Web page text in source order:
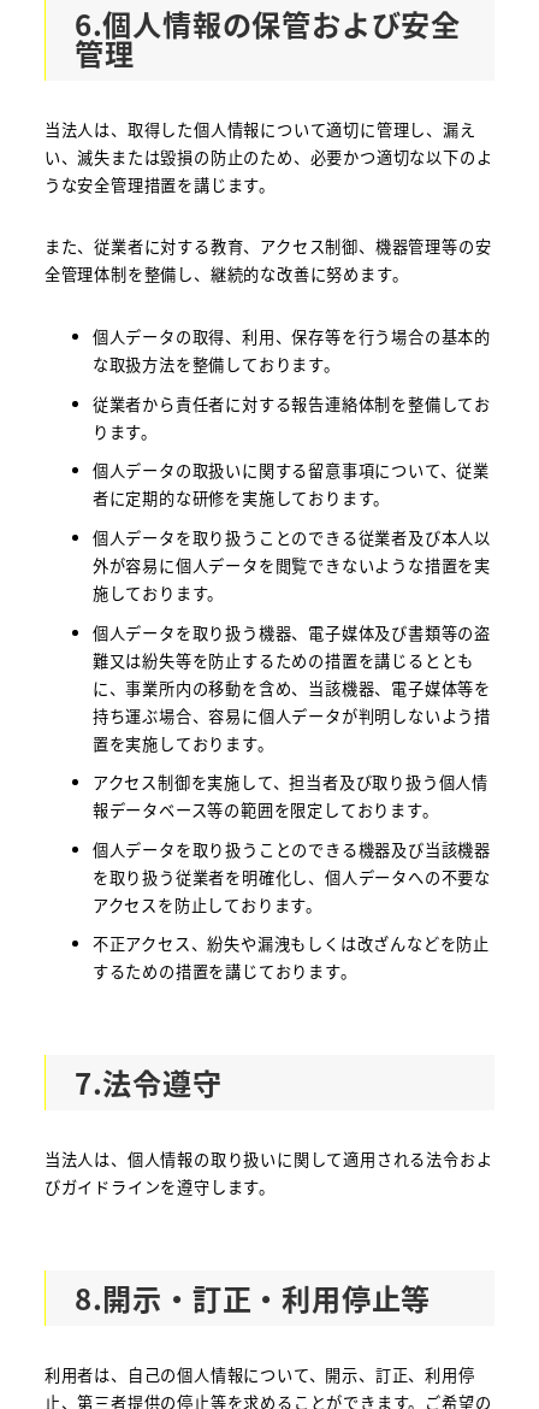
6.個人情報の保管および安全
管理
当法人は、取得した個人情報について適切に管理し、漏え
い、滅失または毀損の防止のため、必要かつ適切な以下のよ
うな安全管理措置を講じます。
また、従業者に対する教育、アクセス制御、機器管理等の安
全管理体制を整備し、継続的な改善に努めます。
個人データの取得、利用、保存等を行う場合の基本的
な取扱方法を整備しております。
従業者から責任者に対する報告連絡体制を整備してお
ります。
個人データの取扱いに関する留意事項について、従業
者に定期的な研修を実施しております。
個人データを取り扱うことのできる従業者及び本人以
外が容易に個人データを閲覧できないような措置を実
施しております。
個人データを取り扱う機器、電子媒体及び書類等の盗
難又は紛失等を防止するための措置を講じるととも
に、事業所内の移動を含め、当該機器、電子媒体等を
持ち運ぶ場合、容易に個人データが判明しないよう措
置を実施しております。
アクセス制御を実施して、担当者及び取り扱う個人情
報データベース等の範囲を限定しております。
個人データを取り扱うことのできる機器及び当該機器
を取り扱う従業者を明確化し、個人データへの不要な
アクセスを防止しております。
不正アクセス、紛失や漏洩もしくは改ざんなどを防止
するための措置を講じております。
7.法令遵守
当法人は、個人情報の取り扱いに関して適用される法令およ
びガイドラインを遵守します。
8.開示・訂正・利用停止等
利用者は、自己の個人情報について、開示、訂正、利用停
止、第三者提供の停止等を求めることができます。ご希望の